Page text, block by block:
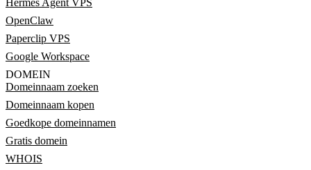
Hermes Agent VPS
OpenClaw
Paperclip VPS
Google Workspace
DOMEIN
Domeinnaam zoeken
Domeinnaam kopen
Goedkope domeinnamen
Gratis domein
WHOIS